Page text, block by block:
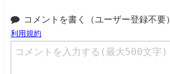
コメントを書く（ユーザー登録不要）